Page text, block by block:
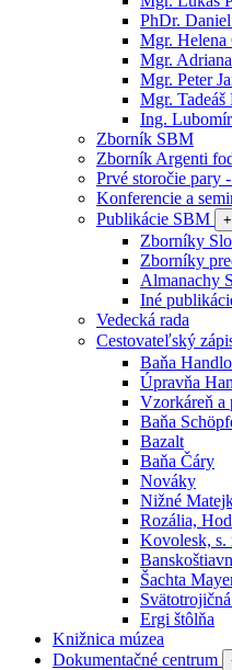
PhDr.
Mgr. Helena
Mgr.
Mgr. Peter
Mgr. Tadeáš
Ing.
Zborník SBM
Zborník Argenti
Prvé storočie pary
Konferencie a
Publikácie SBM
+
Zborníky
Zborníky
Almanachy
Iné
Vedecká rada
Cestovateľský
Baňa
Úpravňa
Vzorkáreň a
Baňa
Bazalt
Baňa Čáry
Nováky
Nižné
Rozália,
Kovolesk, s.
Šachta
Ergi štôlňa
Knižnica múzea
Dokumentačné centrum